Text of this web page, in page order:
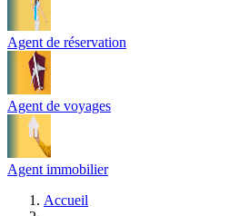
Agent de réservation
Agent de voyages
Agent immobilier
Accueil